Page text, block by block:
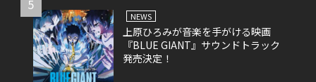
5
NEWS
上原ひろみが音楽を手がける映画
『BLUE GIANT』サウンドトラック
発売決定！